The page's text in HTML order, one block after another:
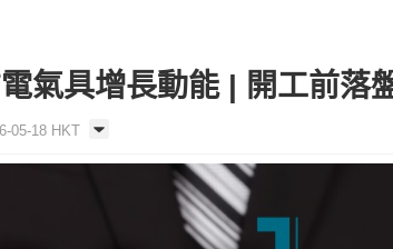
氣具增長動能 | 開工前落
05-18 HKT